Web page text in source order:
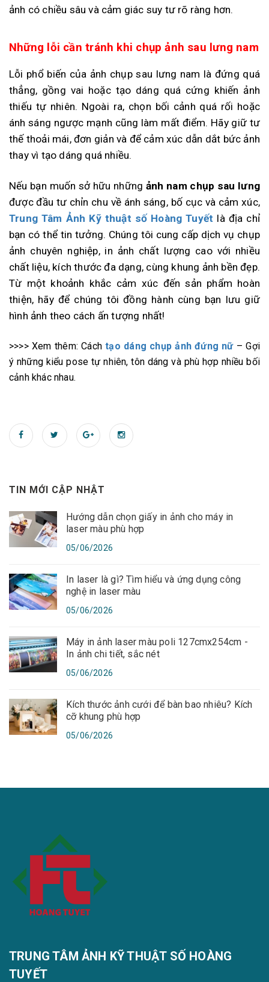
TIN MỚI CẬP NHẬT
Hướng dẫn chọn giấy in ảnh cho máy in
laser màu phù hợp
05/06/2026
In laser là gì? Tìm hiểu và ứng dụng công
nghệ in laser màu
05/06/2026
Máy in ảnh laser màu poli 127cmx254cm -
In ảnh chi tiết, sắc nét
05/06/2026
Kích thước ảnh cưới để bàn bao nhiêu? Kích
cỡ khung phù hợp
05/06/2026
ảnh có chiều sâu và cảm giác suy tư rõ ràng hơn.
Những lỗi cần tránh khi chụp ảnh sau lưng nam
Lỗi phổ biến của ảnh chụp sau lưng nam là đứng quá
thẳng, gồng vai hoặc tạo dáng quá cứng khiến ảnh
thiếu tự nhiên. Ngoài ra, chọn bối cảnh quá rối hoặc
ánh sáng ngược mạnh cũng làm mất điểm. Hãy giữ tư
thế thoải mái, đơn giản và để cảm xúc dẫn dắt bức ảnh
thay vì tạo dáng quá nhiều.
Nếu bạn muốn sở hữu những ảnh nam chụp sau lưng
được đầu tư chỉn chu về ánh sáng, bố cục và cảm xúc,
Trung Tâm Ảnh Kỹ thuật số Hoàng Tuyết là địa chỉ
bạn có thể tin tưởng. Chúng tôi cung cấp dịch vụ chụp
ảnh chuyên nghiệp, in ảnh chất lượng cao với nhiều
chất liệu, kích thước đa dạng, cùng khung ảnh bền đẹp.
Từ một khoảnh khắc cảm xúc đến sản phẩm hoàn
thiện, hãy để chúng tôi đồng hành cùng bạn lưu giữ
hình ảnh theo cách ấn tượng nhất!
>>>> Xem thêm: Cáchtạo dáng chụp ảnh đứng nữ – Gợi
ý những kiểu pose tự nhiên, tôn dáng và phù hợp nhiều bối
cảnh khác nhau.
TRUNG TÂM ẢNH KỸ THUẬT SỐ HOÀNG
TUYẾT